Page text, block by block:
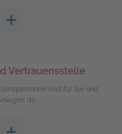
Vertrauensstelle
sind für Sie und
da.